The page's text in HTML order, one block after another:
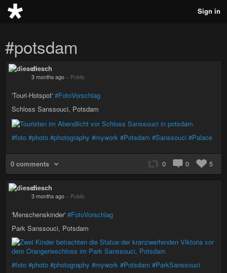
Sign in
#potsdam
diesch
3 months ago – Public
'Touri-Hotspot' #FotoVorschlag
Schloss Sanssouci, Potsdam
#foto #photo #photography #mywork #Potsdam #Sanssouci #Palace
0 comments 0 0 5
diesch
3 months ago – Public
'Menschenskinder' #FotoVorschlag
Park Sanssouci, Potsdam
#foto #photo #photography #mywork #Potsdam #ParkSanssouci